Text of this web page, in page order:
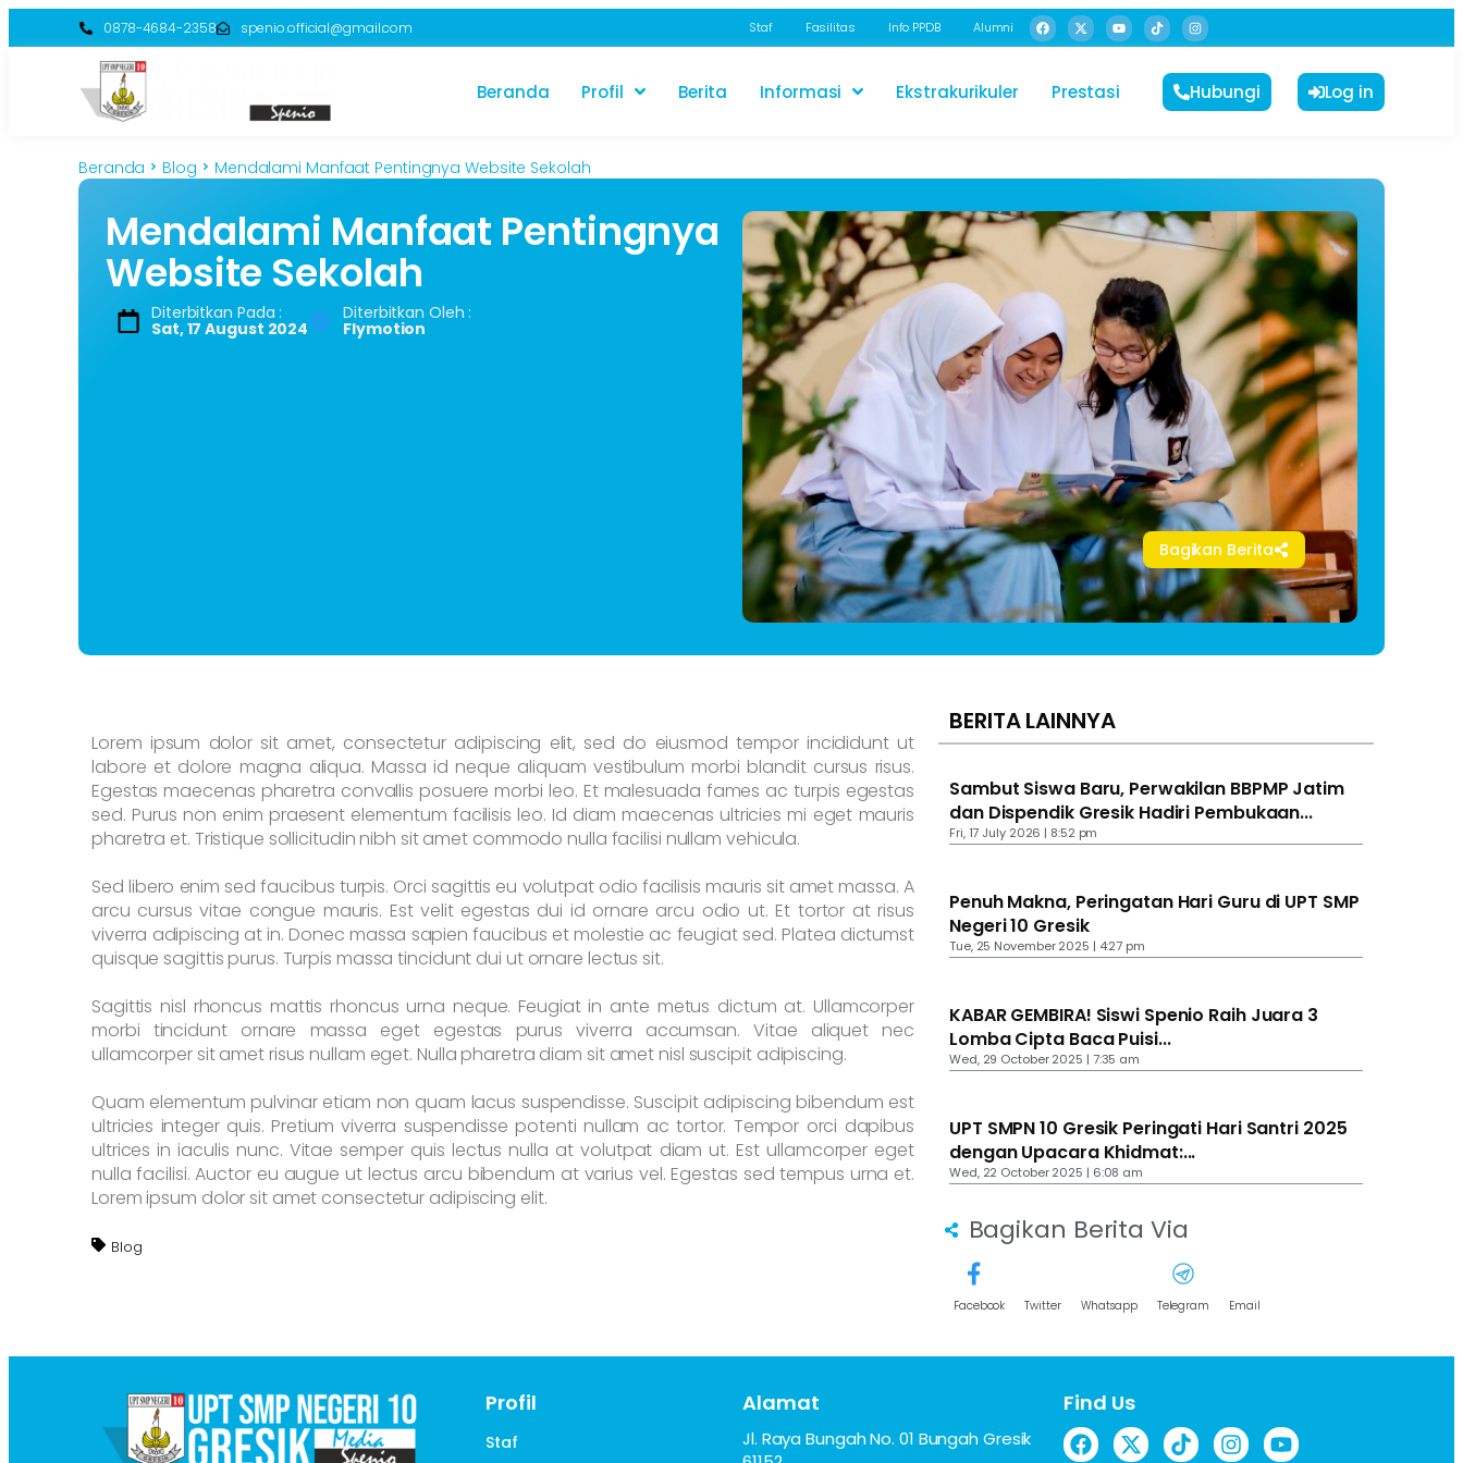
0878-4684-2358 spenio.official@gmail.com Staf Fasilitas Info PPDB Alumni
Beranda Profil Berita Informasi Ekstrakurikuler Prestasi Hubungi Log in
Beranda Blog Mendalami Manfaat Pentingnya Website Sekolah
Mendalami Manfaat Pentingnya
Website Sekolah
Diterbitkan Pada :
Sat, 17 August 2024
Diterbitkan Oleh :
Flymotion
Bagikan Berita
Lorem ipsum dolor sit amet, consectetur adipiscing elit, sed do eiusmod tempor incididunt ut
labore et dolore magna aliqua. Massa id neque aliquam vestibulum morbi blandit cursus risus.
Egestas maecenas pharetra convallis posuere morbi leo. Et malesuada fames ac turpis egestas
sed. Purus non enim praesent elementum facilisis leo. Id diam maecenas ultricies mi eget mauris
pharetra et. Tristique sollicitudin nibh sit amet commodo nulla facilisi nullam vehicula.
Sed libero enim sed faucibus turpis. Orci sagittis eu volutpat odio facilisis mauris sit amet massa. A
arcu cursus vitae congue mauris. Est velit egestas dui id ornare arcu odio ut. Et tortor at risus
viverra adipiscing at in. Donec massa sapien faucibus et molestie ac feugiat sed. Platea dictumst
quisque sagittis purus. Turpis massa tincidunt dui ut ornare lectus sit.
Sagittis nisl rhoncus mattis rhoncus urna neque. Feugiat in ante metus dictum at. Ullamcorper
morbi tincidunt ornare massa eget egestas purus viverra accumsan. Vitae aliquet nec
ullamcorper sit amet risus nullam eget. Nulla pharetra diam sit amet nisl suscipit adipiscing.
Quam elementum pulvinar etiam non quam lacus suspendisse. Suscipit adipiscing bibendum est
ultricies integer quis. Pretium viverra suspendisse potenti nullam ac tortor. Tempor orci dapibus
ultrices in iaculis nunc. Vitae semper quis lectus nulla at volutpat diam ut. Est ullamcorper eget
nulla facilisi. Auctor eu augue ut lectus arcu bibendum at varius vel. Egestas sed tempus urna et.
Lorem ipsum dolor sit amet consectetur adipiscing elit.
Blog
BERITA LAINNYA
Sambut Siswa Baru, Perwakilan BBPMP Jatim
dan Dispendik Gresik Hadiri Pembukaan...
Fri, 17 July 2026 | 8:52 pm
Penuh Makna, Peringatan Hari Guru di UPT SMP
Negeri 10 Gresik
Tue, 25 November 2025 | 4:27 pm
KABAR GEMBIRA! Siswi Spenio Raih Juara 3
Lomba Cipta Baca Puisi...
Wed, 29 October 2025 | 7:35 am
UPT SMPN 10 Gresik Peringati Hari Santri 2025
dengan Upacara Khidmat:...
Wed, 22 October 2025 | 6:08 am
Bagikan Berita Via
Facebook Twitter Whatsapp Telegram Email
Profil
Staf
Alamat
Jl. Raya Bungah No. 01 Bungah Gresik
Find Us